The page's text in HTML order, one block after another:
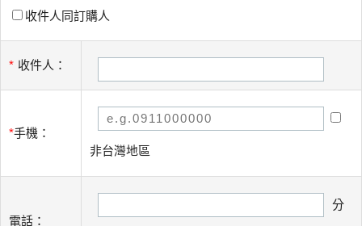
收件人同訂購人
* 收件人：
*手機：
非台灣地區
電話：
分